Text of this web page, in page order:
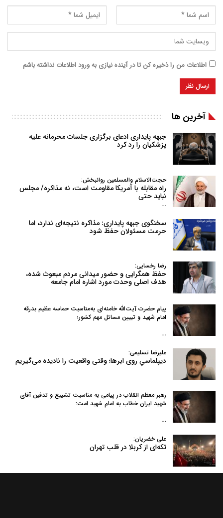
اطلاعات من را ذخیره کن تا در آینده نیازی به ورود اطلاعات نداشته باشم
آخرین ها
جبهه پایداری ادعای برگزاری جلسات محرمانه علیه
پزشکیان را رد کرد
حجت‌الاسلام والمسلمین روانبخش:
راه مقابله با آمریکا مقاومت است، نه مذاکره/ مجلس
نباید حتی
…
سخنگوی جبهه پایداری: مذاکره نتیجه‌ای ندارد، اما
حرمت مسئولان حفظ شود
رضا رخسایی:
حفظ همگرایی و حضور میدانی مردم مبعوث شده،
هدف اصلی وحدت مورد اشاره امام جامعه
پیام حضرت آیت‌الله خامنه‌ای به‌مناسبت حماسه عظیم بدرقه
امام شهید و تبیین مسائل مهم کشور؛
…
علیرضا تسلیمی:
دیپلماسیِ روی ابرها؛ وقتی واقعیت را نادیده می‌گیریم
رهبر معظم انقلاب در پیامی به‌ مناسبت تشییع و تدفین آقای
شهید ایران خطاب به امام شهید امت:
…
علی خضریان:
تکه‌ای از کربلا در قلب تهران